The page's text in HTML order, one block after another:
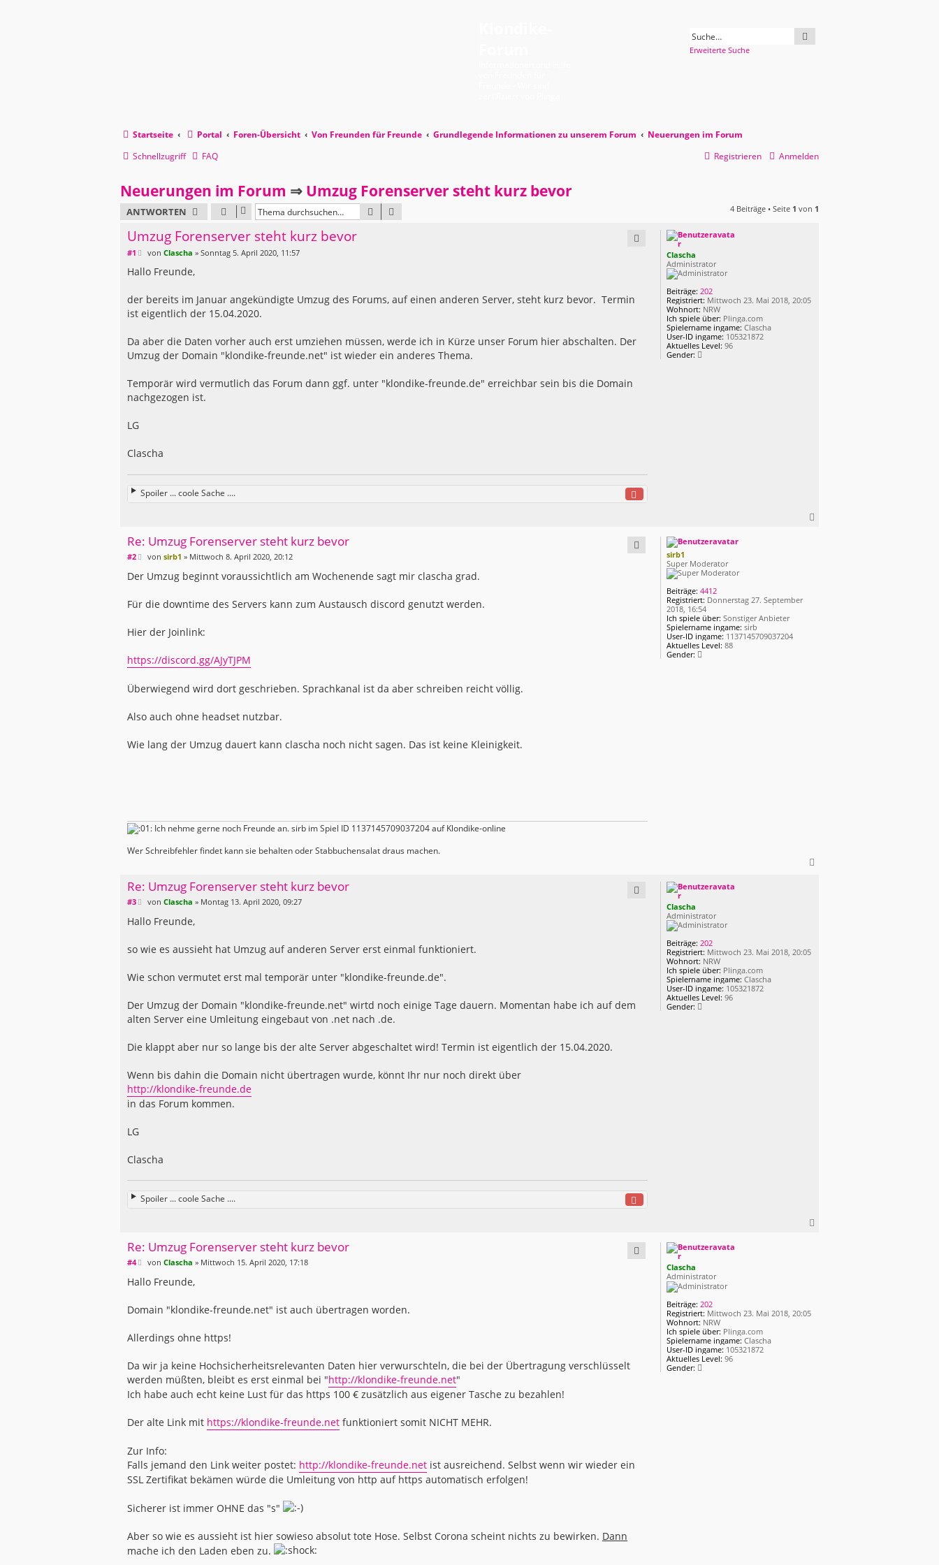
Erweiterte Suche
Startseite Portal Foren-Übersicht Von Freunden für Freunde Grundlegende Informationen zu unserem Forum
Neuerungen im Forum
Schnellzugriff
FAQ Anmelden
Registrieren
Neuerungen im Forum ⇒ Umzug Forenserver steht kurz bevor
ANTWORTEN SUCHE 4 Beiträge • Seite 1 von 1
Clascha
Administrator
Beiträge: 202
Registriert: Mittwoch 23. Mai 2018, 20:05
Wohnort: NRW
Ich spiele über: Plinga.com
Spielername ingame: Clascha
User-ID ingame: 105321872
Aktuelles Level: 96
Gender:
Umzug Forenserver steht kurz bevor
#1
B
i
a
g
von Clascha » Sonntag 5. April 2020, 11:57
Hallo Freunde,
der bereits im Januar angekündigte Umzug des Forums, auf einen anderen Server, steht kurz bevor. Termin
ist eigentlich der 15.04.2020.
Da aber die Daten vorher auch erst umziehen müssen, werde ich in Kürze unser Forum hier abschalten. Der
Umzug der Domain "klondike-freunde.net" ist wieder ein anderes Thema.
Temporär wird vermutlich das Forum dann ggf. unter "klondike-freunde.de" erreichbar sein bis die Domain
nachgezogen ist.
LG
Clascha
Spoiler ... coole Sache ....
sirb1
Super Moderator
Beiträge: 4412
Registriert: Donnerstag 27. September
2018, 16:54
Ich spiele über: Sonstiger Anbieter
Spielername ingame: sirb
User-ID ingame: 1137145709037204
Aktuelles Level: 88
Gender:
Re: Umzug Forenserver steht kurz bevor
#2
B
a
g
von sirb1 » Mittwoch 8. April 2020, 20:12
Der Umzug beginnt voraussichtlich am Wochenende sagt mir clascha grad.
Für die downtime des Servers kann zum Austausch discord genutzt werden.
Hier der Joinlink:
https://discord.gg/AJyTJPM
Überwiegend wird dort geschrieben. Sprachkanal ist da aber schreiben reicht völlig.
Also auch ohne headset nutzbar.
Wie lang der Umzug dauert kann clascha noch nicht sagen. Das ist keine Kleinigkeit.
Ich nehme gerne noch Freunde an. sirb im Spiel ID 1137145709037204 auf Klondike-online
Wer Schreibfehler findet kann sie behalten oder Stabbuchensalat draus machen.
Clascha
Administrator
Beiträge: 202
Registriert: Mittwoch 23. Mai 2018, 20:05
Wohnort: NRW
Ich spiele über: Plinga.com
Spielername ingame: Clascha
User-ID ingame: 105321872
Aktuelles Level: 96
Gender:
Re: Umzug Forenserver steht kurz bevor
#3
B
i
t
a
g
von Clascha » Montag 13. April 2020, 09:27
Hallo Freunde,
so wie es aussieht hat Umzug auf anderen Server erst einmal funktioniert.
Wie schon vermutet erst mal temporär unter "klondike-freunde.de".
Der Umzug der Domain "klondike-freunde.net" wirtd noch einige Tage dauern. Momentan habe ich auf dem
alten Server eine Umleitung eingebaut von .net nach .de.
Die klappt aber nur so lange bis der alte Server abgeschaltet wird! Termin ist eigentlich der 15.04.2020.
Wenn bis dahin die Domain nicht übertragen wurde, könnt Ihr nur noch direkt über
http://klondike-freunde.de
in das Forum kommen.
LG
Clascha
Spoiler ... coole Sache ....
Clascha
Administrator
Beiträge: 202
Registriert: Mittwoch 23. Mai 2018, 20:05
Wohnort: NRW
Ich spiele über: Plinga.com
Spielername ingame: Clascha
User-ID ingame: 105321872
Aktuelles Level: 96
Gender:
Re: Umzug Forenserver steht kurz bevor
#4
B
i
t
a
g
von Clascha » Mittwoch 15. April 2020, 17:18
Hallo Freunde,
Domain "klondike-freunde.net" ist auch übertragen worden.
Allerdings ohne https!
Da wir ja keine Hochsicherheitsrelevanten Daten hier verwurschteln, die bei der Übertragung verschlüsselt
werden müßten, bleibt es erst einmal bei "http://klondike-freunde.net"
Ich habe auch echt keine Lust für das https 100 € zusätzlich aus eigener Tasche zu bezahlen!
Der alte Link mit https://klondike-freunde.net funktioniert somit NICHT MEHR.
Zur Info:
Falls jemand den Link weiter postet: http://klondike-freunde.net ist ausreichend. Selbst wenn wir wieder ein
SSL Zertifikat bekämen würde die Umleitung von http auf https automatisch erfolgen!
Sicherer ist immer OHNE das "s"
Aber so wie es aussieht ist hier sowieso absolut tote Hose. Selbst Corona scheint nichts zu bewirken. Dann
mache ich den Laden eben zu.